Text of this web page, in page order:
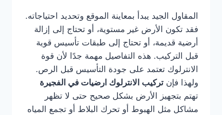
المقاول الجيد يبدأ بمعاينة الموقع وتحديد احتياجاته.
فقد تكون الأرض غير مستوية، أو تحتاج إلى إزالة
أرضية قديمة، أو تحتاج إلى طبقات تأسيس قوية
قبل التركيب. هذه التفاصيل مهمة جدًا لأن قوة
الانترلوك تعتمد على جودة التأسيس قبل الرص.
ولهذا فإن تركيب الانترلوك ارضيات في الفجيرة
تهتم بتجهيز الأرض بشكل صحيح حتى لا تظهر
مشاكل مثل الهبوط أو تحرك البلاط أو تجمع المياه